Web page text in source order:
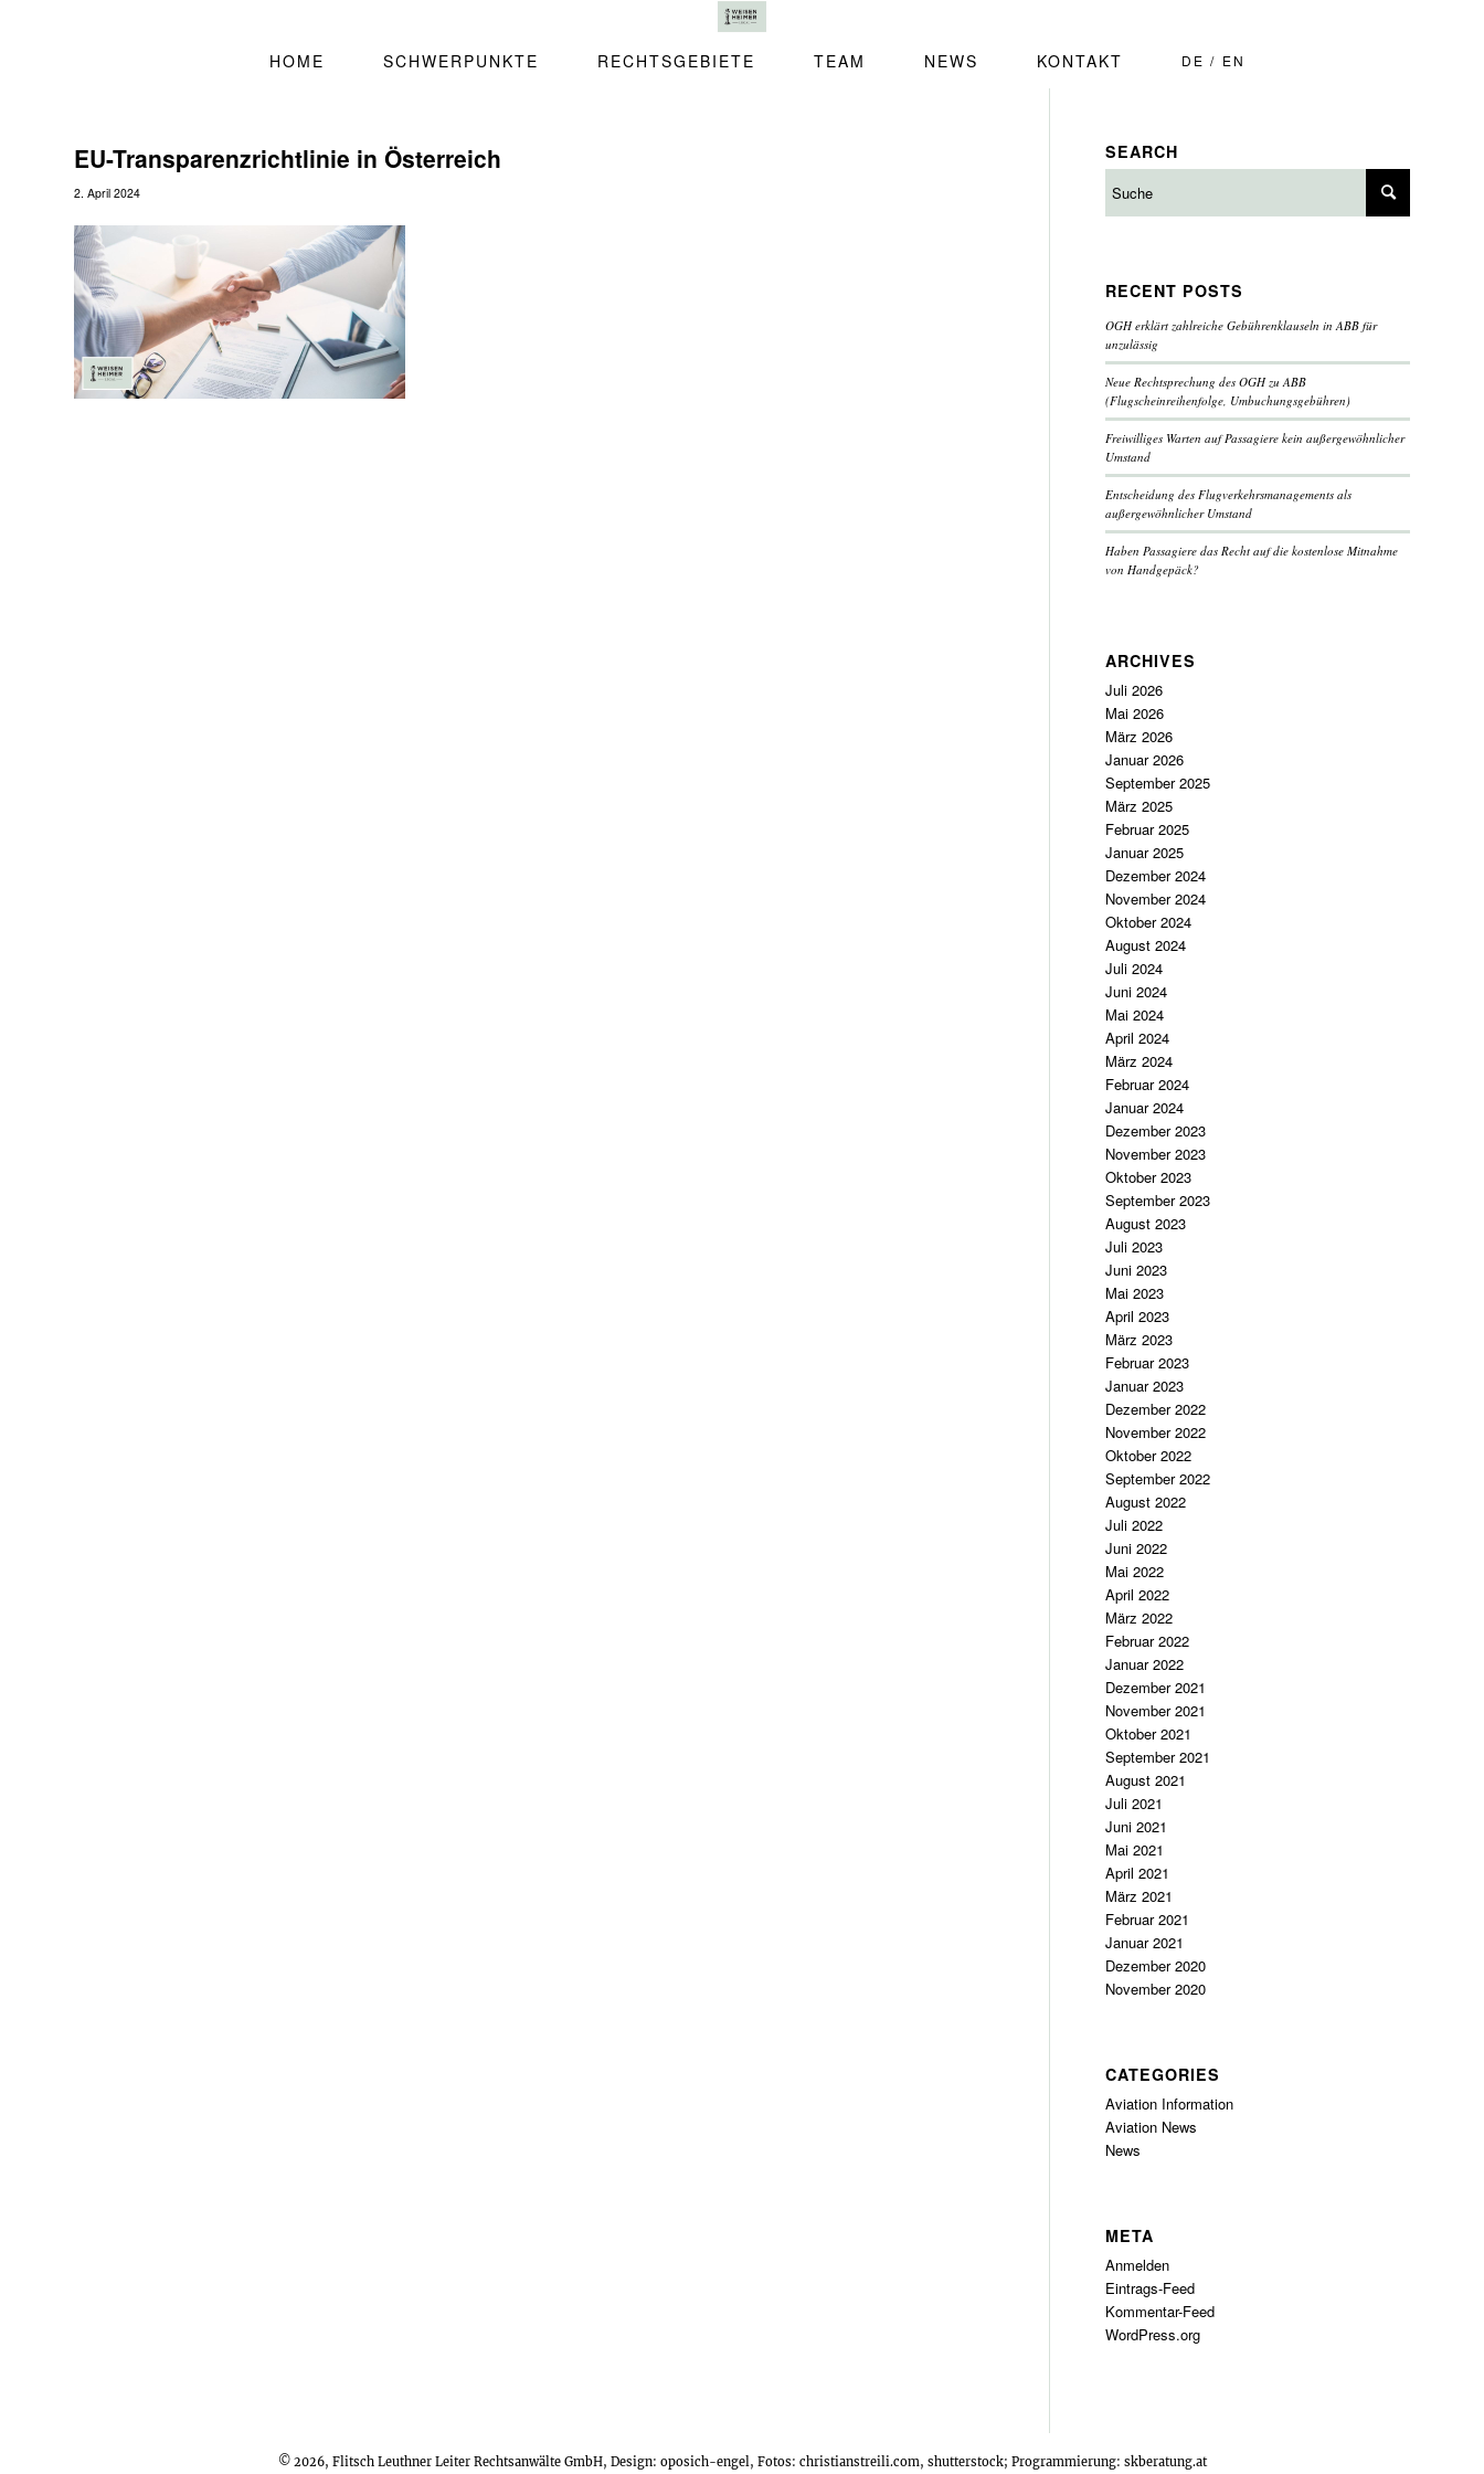
HOME SCHWERPUNKTE RECHTSGEBIETE TEAM NEWS KONTAKT DE EN
EU-Transparenzrichtlinie in Österreich
2. April 2024
SEARCH
RECENT POSTS
OGH erklärt zahlreiche Gebührenklauseln in ABB für
unzulässig
Neue Rechtsprechung des OGH zu ABB
(Flugscheinreihenfolge, Umbuchungsgebühren)
Freiwilliges Warten auf Passagiere kein außergewöhnlicher
Umstand
Entscheidung des Flugverkehrsmanagements als
außergewöhnlicher Umstand
Haben Passagiere das Recht auf die kostenlose Mitnahme
von Handgepäck?
ARCHIVES
Juli 2026
Mai 2026
März 2026
Januar 2026
September 2025
März 2025
Februar 2025
Januar 2025
Dezember 2024
November 2024
Oktober 2024
August 2024
Juli 2024
Juni 2024
Mai 2024
April 2024
März 2024
Februar 2024
Januar 2024
Dezember 2023
November 2023
Oktober 2023
September 2023
August 2023
Juli 2023
Juni 2023
Mai 2023
April 2023
März 2023
Februar 2023
Januar 2023
Dezember 2022
November 2022
Oktober 2022
September 2022
August 2022
Juli 2022
Juni 2022
Mai 2022
April 2022
März 2022
Februar 2022
Januar 2022
Dezember 2021
November 2021
Oktober 2021
September 2021
August 2021
Juli 2021
Juni 2021
Mai 2021
April 2021
März 2021
Februar 2021
Januar 2021
Dezember 2020
November 2020
CATEGORIES
Aviation Information
Aviation News
News
META
Anmelden
Eintrags-Feed
Kommentar-Feed
WordPress.org
© 2026, Flitsch Leuthner Leiter Rechtsanwälte GmbH, Design: oposich-engel, Fotos: christianstreili.com, shutterstock; Programmierung: skberatung.at